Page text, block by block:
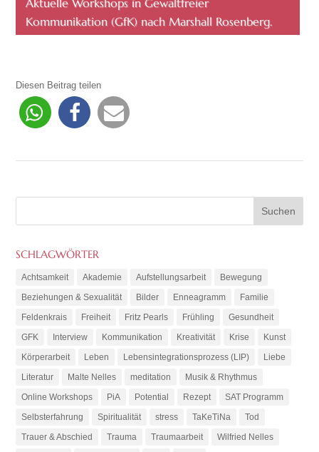
Kommunikation (GfK) nach Marshall Rosenberg.
Diesen Beitrag teilen
SCHLAGWÖRTER
Achtsamkeit Akademie Aufstellungsarbeit
Bewegung
Beziehungen & Sexualität
Bilder Enneagramm
Familie
Feldenkrais
Freiheit Fritz Pearls Frühling
Gesundheit
GFK
Interview Kommunikation Kreativität Krise
Kunst
Körperarbeit
Leben Lebensintegrationsprozess (LIP)
Liebe
Literatur
Malte Nelles meditation
Musik & Rhythmus
Online Workshops
PiA Potential Rezept
SAT Programm
Selbsterfahrung
Spiritualität stress TaKeTiNa
Tod
Trauer & Abschied
Trauma Traumaarbeit
Wilfried Nelles